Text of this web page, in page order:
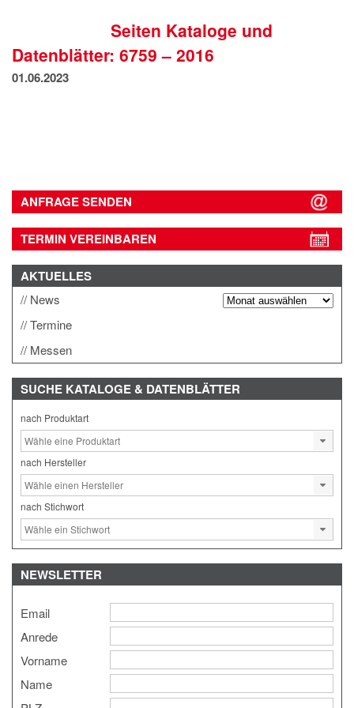
DATENSCHUTZSeiten Kataloge und
Datenblätter: 6759 – 2016
01.06.2023
ANFRAGE SENDEN
TERMIN VEREINBAREN
AKTUELLES
News
Termine
Messen
SUCHE KATALOGE & DATENBLÄTTER
nach Produktart
nach Hersteller
nach Stichwort
NEWSLETTER
Email
Anrede
Vorname
Name